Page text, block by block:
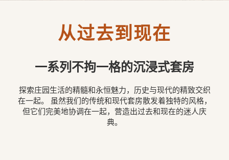
从过去到现在
一系列不拘一格的沉浸式套房
探索庄园生活的精髓和永恒魅力，历史与现代的精致交织
在一起。 虽然我们的传统和现代套房散发着独特的风格，
但它们完美地协调在一起，营造出过去和现在的迷人庆
典。